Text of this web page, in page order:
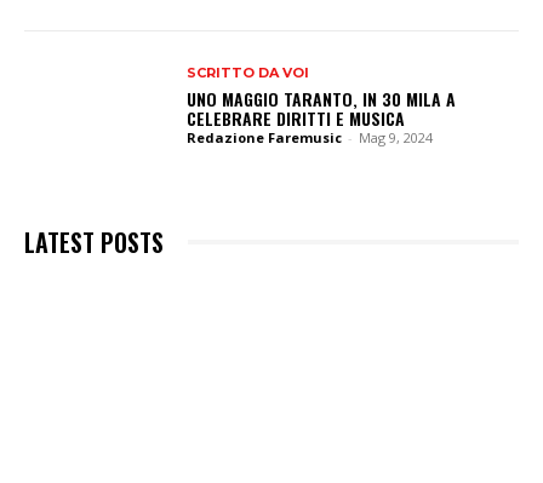
SCRITTO DA VOI
UNO MAGGIO TARANTO, IN 30 MILA A
CELEBRARE DIRITTI E MUSICA
Redazione Faremusic - Mag 9, 2024
LATEST POSTS